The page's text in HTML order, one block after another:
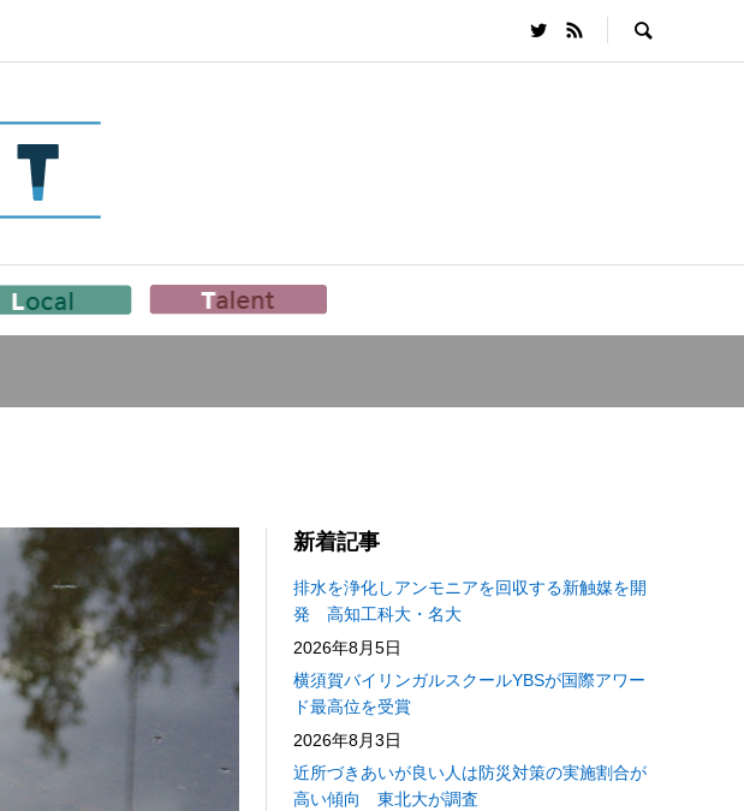
新着記事
排水を浄化しアンモニアを回収する新触媒を開
発 高知工科大・名大
2026年8月5日
横須賀バイリンガルスクールYBSが国際アワー
ド最高位を受賞
2026年8月3日
近所づきあいが良い人は防災対策の実施割合が
高い傾向 東北大が調査